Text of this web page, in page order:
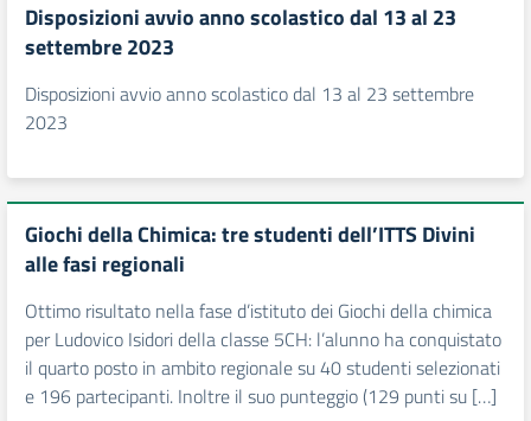
Disposizioni avvio anno scolastico dal 13 al 23
settembre 2023
Disposizioni avvio anno scolastico dal 13 al 23 settembre
2023
Giochi della Chimica: tre studenti dell’ITTS Divini
alle fasi regionali
Ottimo risultato nella fase d’istituto dei Giochi della chimica
per Ludovico Isidori della classe 5CH: l’alunno ha conquistato
il quarto posto in ambito regionale su 40 studenti selezionati
e 196 partecipanti. Inoltre il suo punteggio (129 punti su […]